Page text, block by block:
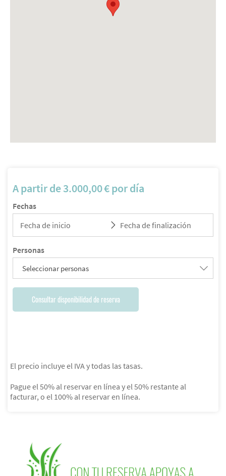
A partir de3.000,00€por día
Fechas
Personas
Seleccionar personas
Consultar disponibilidad de reserva
El precio incluye el IVA y todas las tasas.
Pague el 50% al reservar en línea y el 50% restante al
facturar, o el 100% al reservar en línea.